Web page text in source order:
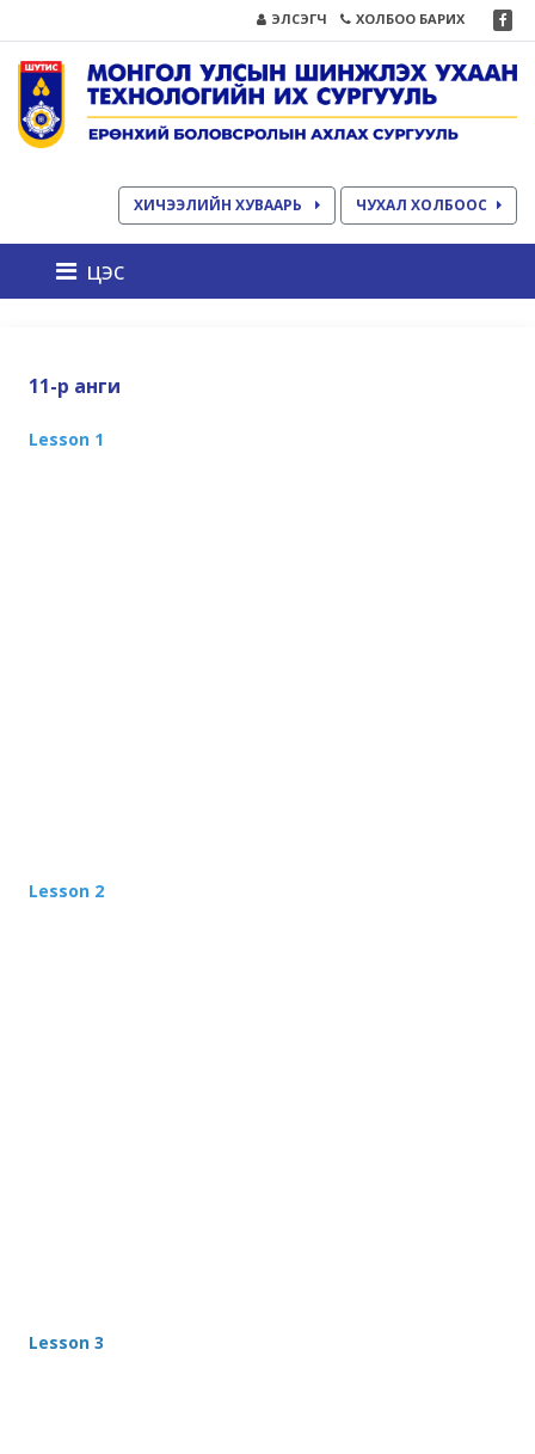
ЭЛСЭГЧ ХОЛБОО БАРИХ
ХИЧЭЭЛИЙН ХУВААРЬ ЧУХАЛ ХОЛБООС
цэс
11-р анги
Lesson 1
Lesson 2
Lesson 3